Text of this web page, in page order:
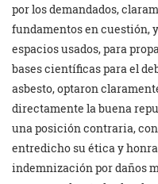
por los demandados,
fundamentos en cuestión,
espacios usados, para
bases científicas para el
asbesto, optaron
directamente la buena
una posición contraria,
entredicho su ética y
indemnización por daños